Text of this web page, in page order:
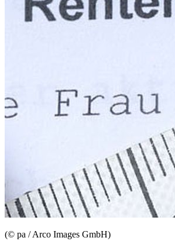
(© pa / Arco Images GmbH)